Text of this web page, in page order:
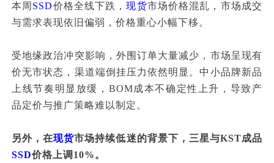
本周 SSD价格全线下跌，现货市场价格混乱，市场成交
与需求表现依旧偏弱，价格重心小幅下移。
受地缘政治冲突影响，外围订单大量减少，市场呈现有
价无市状态，渠道端倒挂压力依然明显。中小品牌新品
上线节奏明显放缓，BOM成本不确定性上升，导致产
品定价与推广策略难以制定。
另外，在现货市场持续低迷的背景下，三星与KST成品
SSD价格上调10%。